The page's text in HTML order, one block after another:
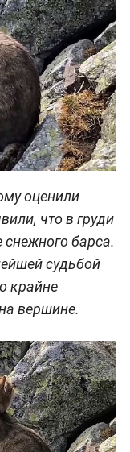
оценили
что в груди
снежного барса.
судьбой
крайне
вершине.